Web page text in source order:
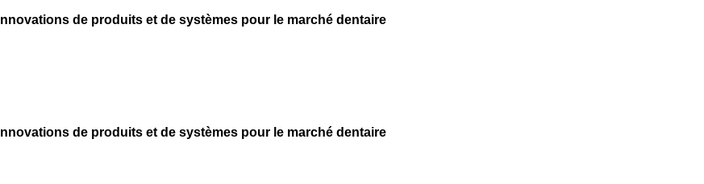
Innovations de produits et de systèmes pour le marché dentaire
Innovations de produits et de systèmes pour le marché dentaire